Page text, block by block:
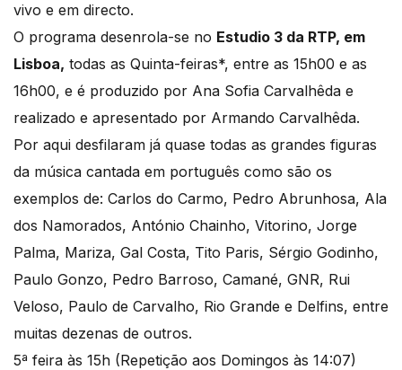
vivo e em directo.
O programa desenrola-se no Estudio 3 da RTP, em
Lisboa, todas as Quinta-feiras*, entre as 15h00 e as
16h00, e é produzido por Ana Sofia Carvalhêda e
realizado e apresentado por Armando Carvalhêda.
Por aqui desfilaram já quase todas as grandes figuras
da música cantada em português como são os
exemplos de: Carlos do Carmo, Pedro Abrunhosa, Ala
dos Namorados, António Chainho, Vitorino, Jorge
Palma, Mariza, Gal Costa, Tito Paris, Sérgio Godinho,
Paulo Gonzo, Pedro Barroso, Camané, GNR, Rui
Veloso, Paulo de Carvalho, Rio Grande e Delfins, entre
muitas dezenas de outros.
5ª feira às 15h (Repetição aos Domingos às 14:07)